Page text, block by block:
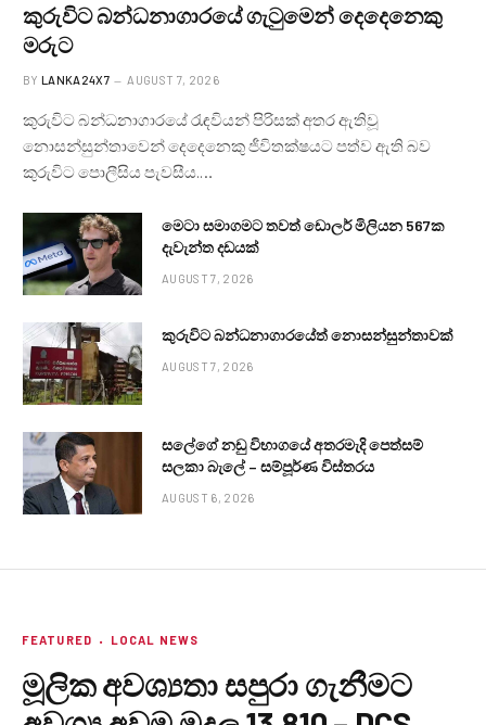
කුරුවිට බන්ධනාගාරයේ ගැටුමෙන් දෙදෙනෙකු
මරුට
BY LANKA24X7 AUGUST 7, 2026
කුරුවිට බන්ධනාගාරයේ රැඳවියන් පිරිසක් අතර ඇතිවූ
නොසන්සුන්තාවෙන් දෙදෙනෙකු ජීවිතක්ෂයට පත්ව ඇති බව
කුරුවිට පොලීසිය පැවසීය.…
මෙටා සමාගමට තවත් ඩොලර් මිලියන 567ක
දැවැන්ත දඩයක්
AUGUST 7, 2026
කුරුවිට බන්ධනාගාරයේත් නොසන්සුන්තාවක්
AUGUST 7, 2026
සලේගේ නඩු විභාගයේ අතරමැදි පෙත්සම්
සලකා බැලේ – සම්පූර්ණ විස්තරය
AUGUST 6, 2026
FEATURED LOCAL NEWS
මූලික අවශ්‍යතා සපුරා ගැනීමට